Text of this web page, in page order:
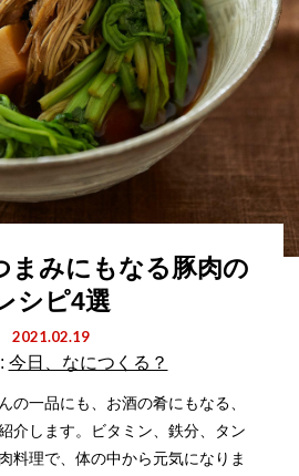
まみにもなる豚肉の
シピ4選
2021.02.19
今日、なにつくる？
の一品にも、お酒の肴にもなる、
介します。ビタミン、鉄分、タン
料理で、体の中から元気になりま